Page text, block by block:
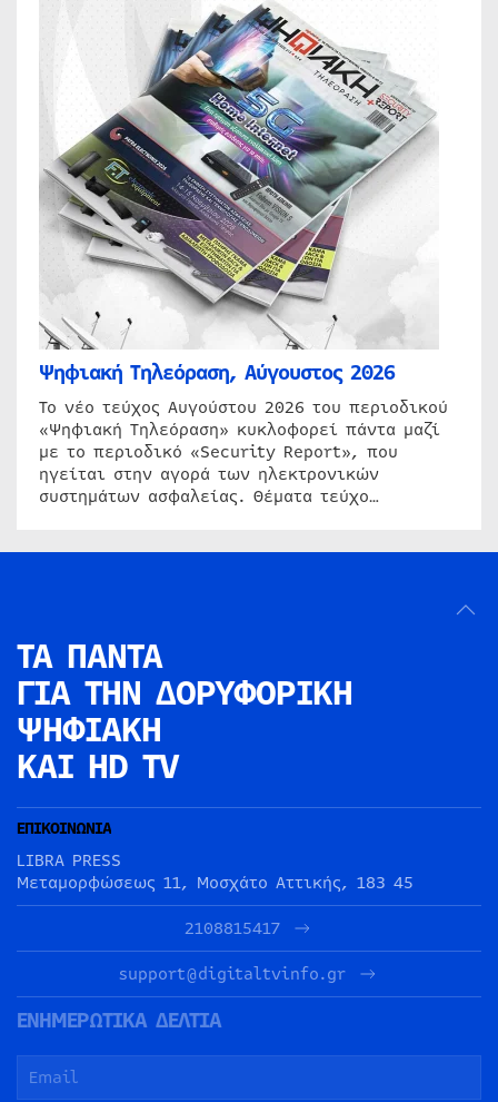
Ψηφιακή Τηλεόραση, Αύγουστος 2026
Το νέο τεύχος Αυγούστου 2026 του περιοδικού
«Ψηφιακή Τηλεόραση» κυκλοφορεί πάντα μαζί
με το περιοδικό «Security Report», που
ηγείται στην αγορά των ηλεκτρονικών
συστημάτων ασφαλείας. Θέματα τεύχο…
ΤΑ ΠΑΝΤΑ
ΓΙΑ ΤΗΝ ΔΟΡΥΦΟΡΙΚΗ
ΨΗΦΙΑΚΗ
ΚΑΙ HD TV
ΕΠΙΚΟΙΝΩΝΙΑ
LIBRA PRESS
Μεταμορφώσεως 11, Μοσχάτο Αττικής, 183 45
2108815417
support@digitaltvinfo.gr
ΕΝΗΜΕΡΩΤΙΚΑ ΔΕΛΤΙΑ